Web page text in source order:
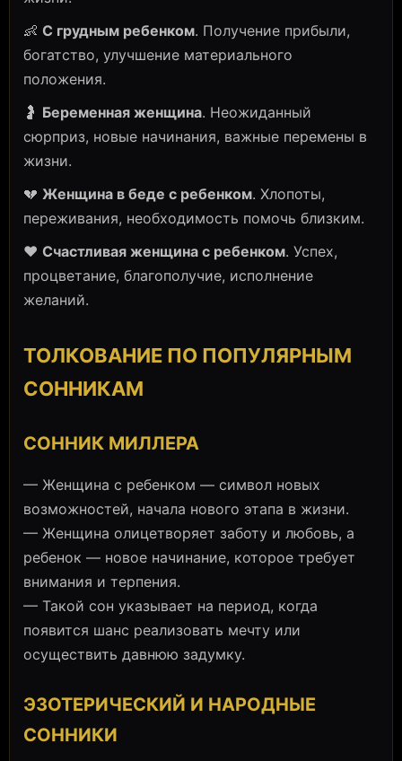
👶 С грудным ребенком. Получение прибыли,
богатство, улучшение материального
положения.
🤰 Беременная женщина. Неожиданный
сюрприз, новые начинания, важные перемены в
жизни.
💔 Женщина в беде с ребенком. Хлопоты,
переживания, необходимость помочь близким.
❤️ Счастливая женщина с ребенком. Успех,
процветание, благополучие, исполнение
желаний.
ТОЛКОВАНИЕ ПО ПОПУЛЯРНЫМ
СОННИКАМ
СОННИК МИЛЛЕРА
— Женщина с ребенком — символ новых
возможностей, начала нового этапа в жизни.
— Женщина олицетворяет заботу и любовь, а
ребенок — новое начинание, которое требует
внимания и терпения.
— Такой сон указывает на период, когда
появится шанс реализовать мечту или
осуществить давнюю задумку.
ЭЗОТЕРИЧЕСКИЙ И НАРОДНЫЕ
СОННИКИ